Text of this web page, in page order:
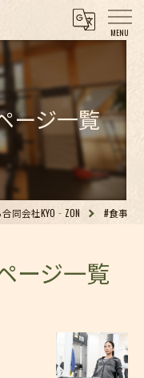
ージ一覧
同会社KYO‐ZON #食事
ージ一覧